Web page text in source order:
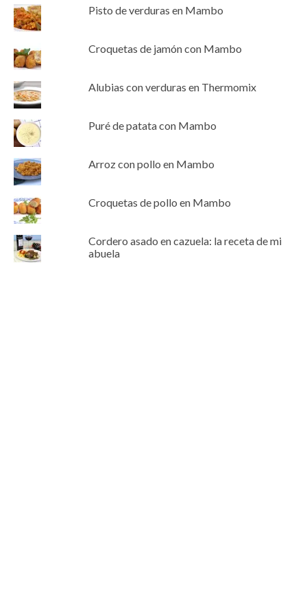
Pisto de verduras en Mambo
Croquetas de jamón con Mambo
Alubias con verduras en Thermomix
Puré de patata con Mambo
Arroz con pollo en Mambo
Croquetas de pollo en Mambo
Cordero asado en cazuela: la receta de mi
abuela